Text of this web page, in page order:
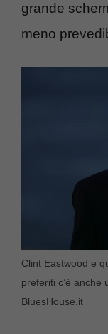
grande
meno
Clint Eastwood e
preferiti c’è anche
BluesHouse.it